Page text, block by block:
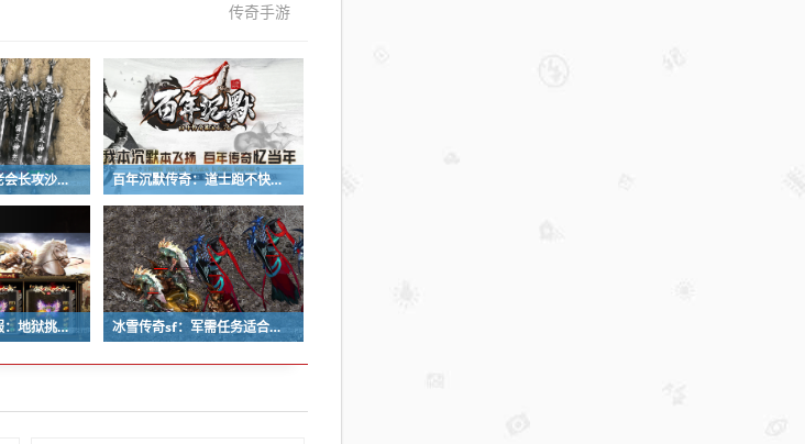
传奇手游
金龙超变传奇：老会长攻沙前必做三件事，教你有备而战 百年沉默传奇：道士跑不快？战士法师这么打准能赢！
银枫合击传奇私服：地狱挑战副本任务进入条件 冰雪传奇sf：军需任务适合零经验的小白玩家吗？